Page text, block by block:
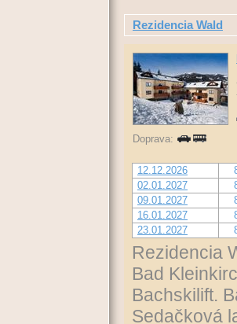
Rezidencia Wald
Doprava:
12.12.2026
02.01.2027
09.01.2027
16.01.2027
23.01.2027
Rezidencia
Bad
Bachskilift.
Sedačková